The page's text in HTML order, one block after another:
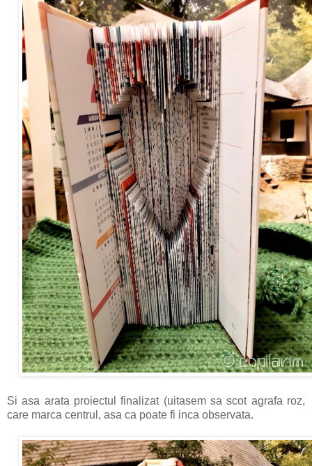
Si asa arata proiectul finalizat (uitasem sa scot agrafa roz,
care marca centrul, asa ca poate fi inca observata.